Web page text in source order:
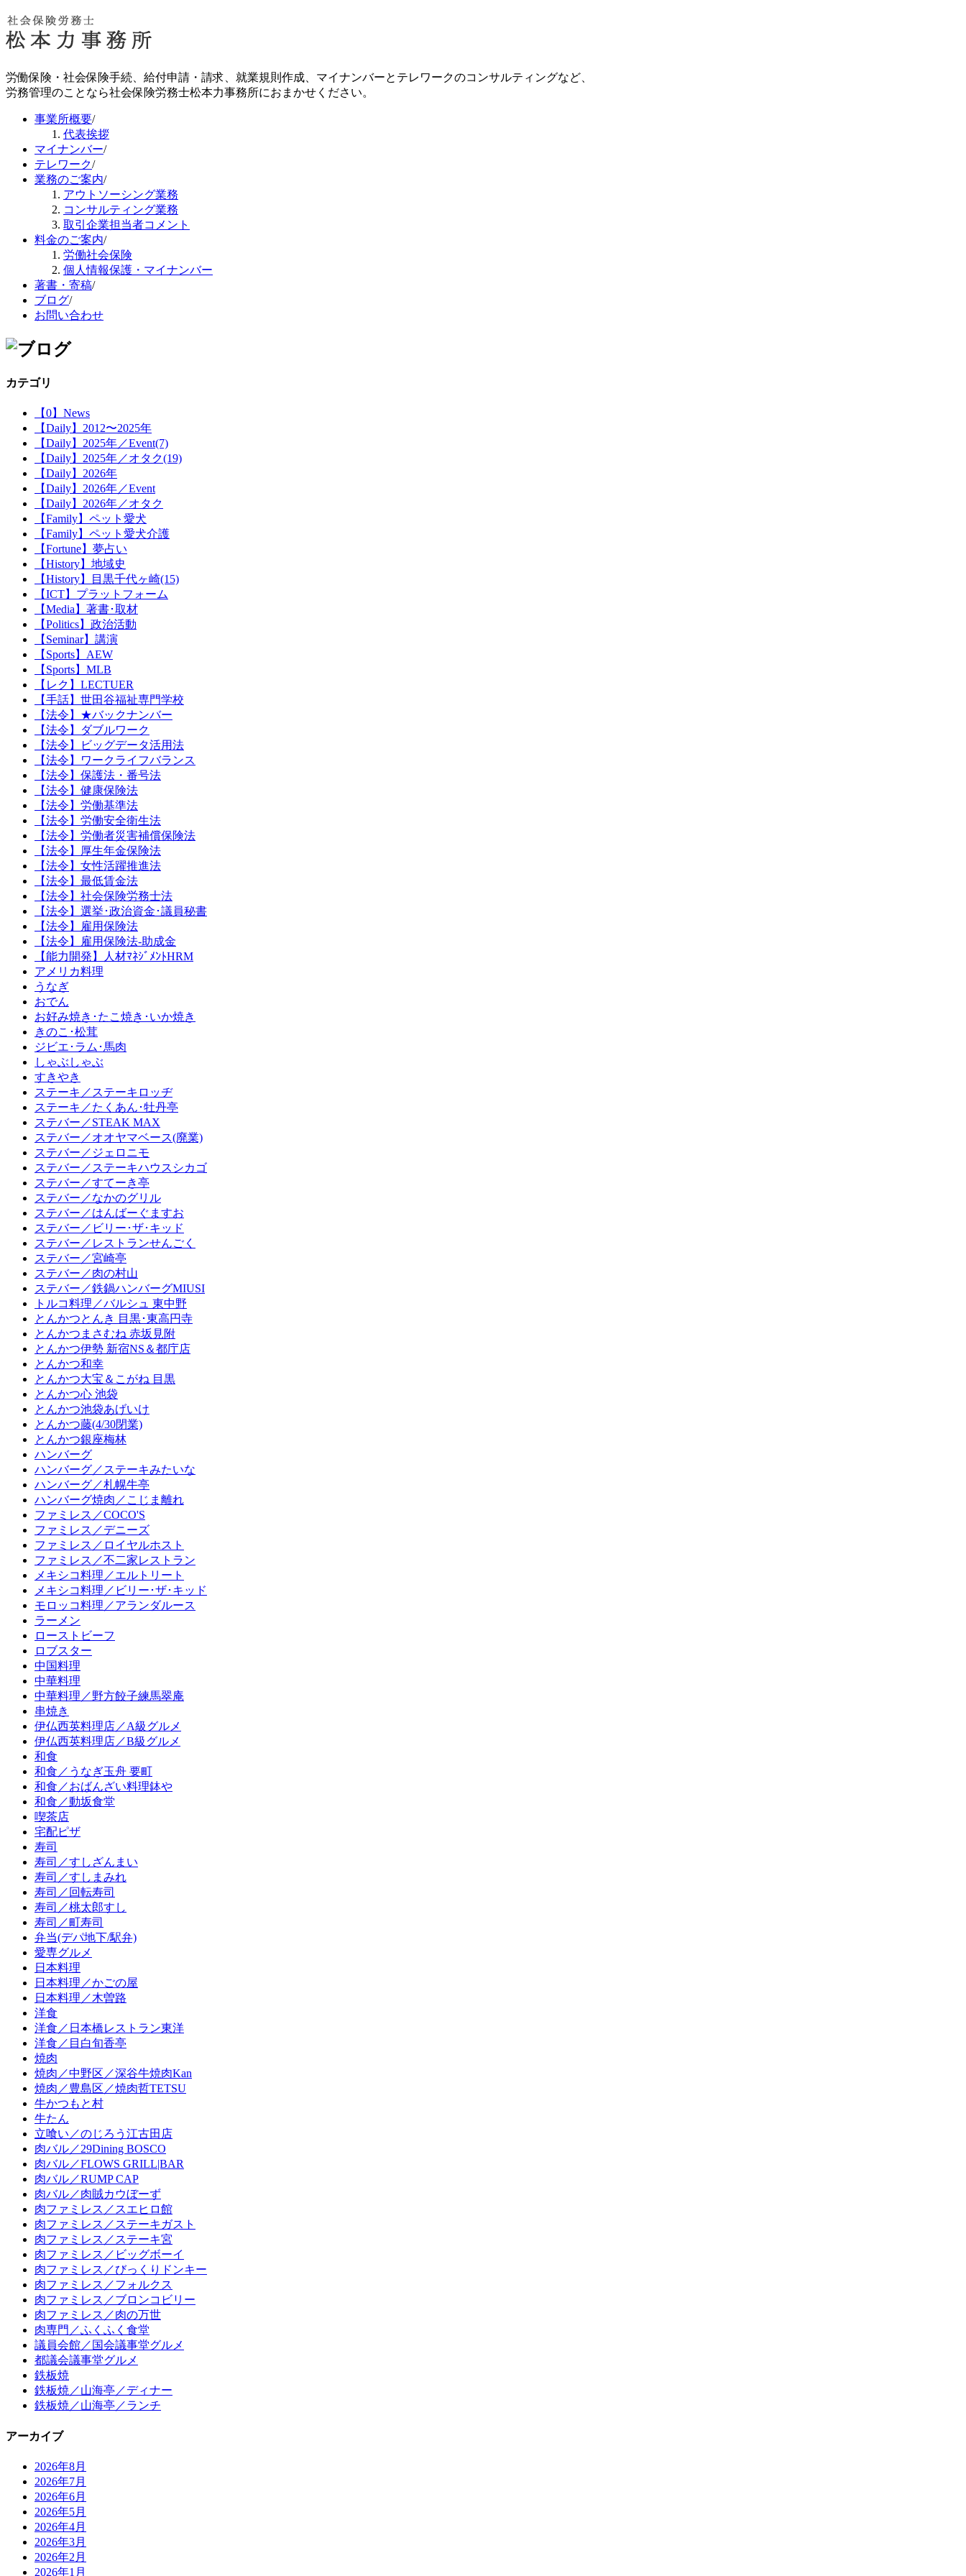
労働保険・社会保険手続、給付申請・請求、就業規則作成、マイナンバーとテレワークのコンサルティングなど、
労務管理のことなら社会保険労務士松本力事務所におまかせください。
事業所概要/
代表挨拶
マイナンバー/
テレワーク/
業務のご案内/
アウトソーシング業務
コンサルティング業務
取引企業担当者コメント
料金のご案内/
労働社会保険
個人情報保護・マイナンバー
著書・寄稿/
ブログ/
お問い合わせ
カテゴリ
【0】News
【Daily】2012〜2025年
【Daily】2025年／Event(7)
【Daily】2025年／オタク(19)
【Daily】2026年
【Daily】2026年／Event
【Daily】2026年／オタク
【Family】ペット愛犬
【Family】ペット愛犬介護
【Fortune】夢占い
【History】地域史
【History】目黒千代ヶ崎(15)
【ICT】プラットフォーム
【Media】著書･取材
【Politics】政治活動
【Seminar】講演
【Sports】AEW
【Sports】MLB
【レク】LECTUER
【手話】世田谷福祉専門学校
【法令】★バックナンバー
【法令】ダブルワーク
【法令】ビッグデータ活用法
【法令】ワークライフバランス
【法令】保護法・番号法
【法令】健康保険法
【法令】労働基準法
【法令】労働安全衛生法
【法令】労働者災害補償保険法
【法令】厚生年金保険法
【法令】女性活躍推進法
【法令】最低賃金法
【法令】社会保険労務士法
【法令】選挙･政治資金･議員秘書
【法令】雇用保険法
【法令】雇用保険法-助成金
【能力開発】人材ﾏﾈｼﾞﾒﾝﾄHRM
アメリカ料理
うなぎ
おでん
お好み焼き･たこ焼き･いか焼き
きのこ･松茸
ジビエ･ラム･馬肉
しゃぶしゃぶ
すきやき
ステーキ／ステーキロッヂ
ステーキ／たくあん･牡丹亭
ステバー／STEAK MAX
ステバー／オオヤマベース(廃業)
ステバー／ジェロニモ
ステバー／ステーキハウスシカゴ
ステバー／すてーき亭
ステバー／なかのグリル
ステバー／はんばーぐますお
ステバー／ビリー･ザ･キッド
ステバー／レストランせんごく
ステバー／宮崎亭
ステバー／肉の村山
ステバー／鉄鍋ハンバーグMIUSI
トルコ料理／バルシュ 東中野
とんかつとんき 目黒･東高円寺
とんかつまさむね 赤坂見附
とんかつ伊勢 新宿NS＆都庁店
とんかつ和幸
とんかつ大宝＆こがね 目黒
とんかつ心 池袋
とんかつ池袋あげいけ
とんかつ藤(4/30閉業)
とんかつ銀座梅林
ハンバーグ
ハンバーグ／ステーキみたいな
ハンバーグ／札幌牛亭
ハンバーグ焼肉／こじま離れ
ファミレス／COCO'S
ファミレス／デニーズ
ファミレス／ロイヤルホスト
ファミレス／不二家レストラン
メキシコ料理／エルトリート
メキシコ料理／ビリー･ザ･キッド
モロッコ料理／アランダルース
ラーメン
ローストビーフ
ロブスター
中国料理
中華料理
中華料理／野方餃子練馬翠庵
串焼き
伊仏西英料理店／A級グルメ
伊仏西英料理店／B級グルメ
和食
和食／うなぎ玉舟 要町
和食／おばんざい料理鉢や
和食／動坂食堂
喫茶店
宅配ピザ
寿司
寿司／すしざんまい
寿司／すしまみれ
寿司／回転寿司
寿司／桃太郎すし
寿司／町寿司
弁当(デパ地下/駅弁)
愛専グルメ
日本料理
日本料理／かごの屋
日本料理／木曽路
洋食
洋食／日本橋レストラン東洋
洋食／目白旬香亭
焼肉
焼肉／中野区／深谷牛焼肉Kan
焼肉／豊島区／焼肉哲TETSU
牛かつもと村
牛たん
立喰い／のじろう江古田店
肉バル／29Dining BOSCO
肉バル／FLOWS GRILL|BAR
肉バル／RUMP CAP
肉バル／肉賊カウぼーず
肉ファミレス／スエヒロ館
肉ファミレス／ステーキガスト
肉ファミレス／ステーキ宮
肉ファミレス／ビッグボーイ
肉ファミレス／びっくりドンキー
肉ファミレス／フォルクス
肉ファミレス／ブロンコビリー
肉ファミレス／肉の万世
肉専門／ふくふく食堂
議員会館／国会議事堂グルメ
都議会議事堂グルメ
鉄板焼
鉄板焼／山海亭／ディナー
鉄板焼／山海亭／ランチ
アーカイブ
2026年8月
2026年7月
2026年6月
2026年5月
2026年4月
2026年3月
2026年2月
2026年1月